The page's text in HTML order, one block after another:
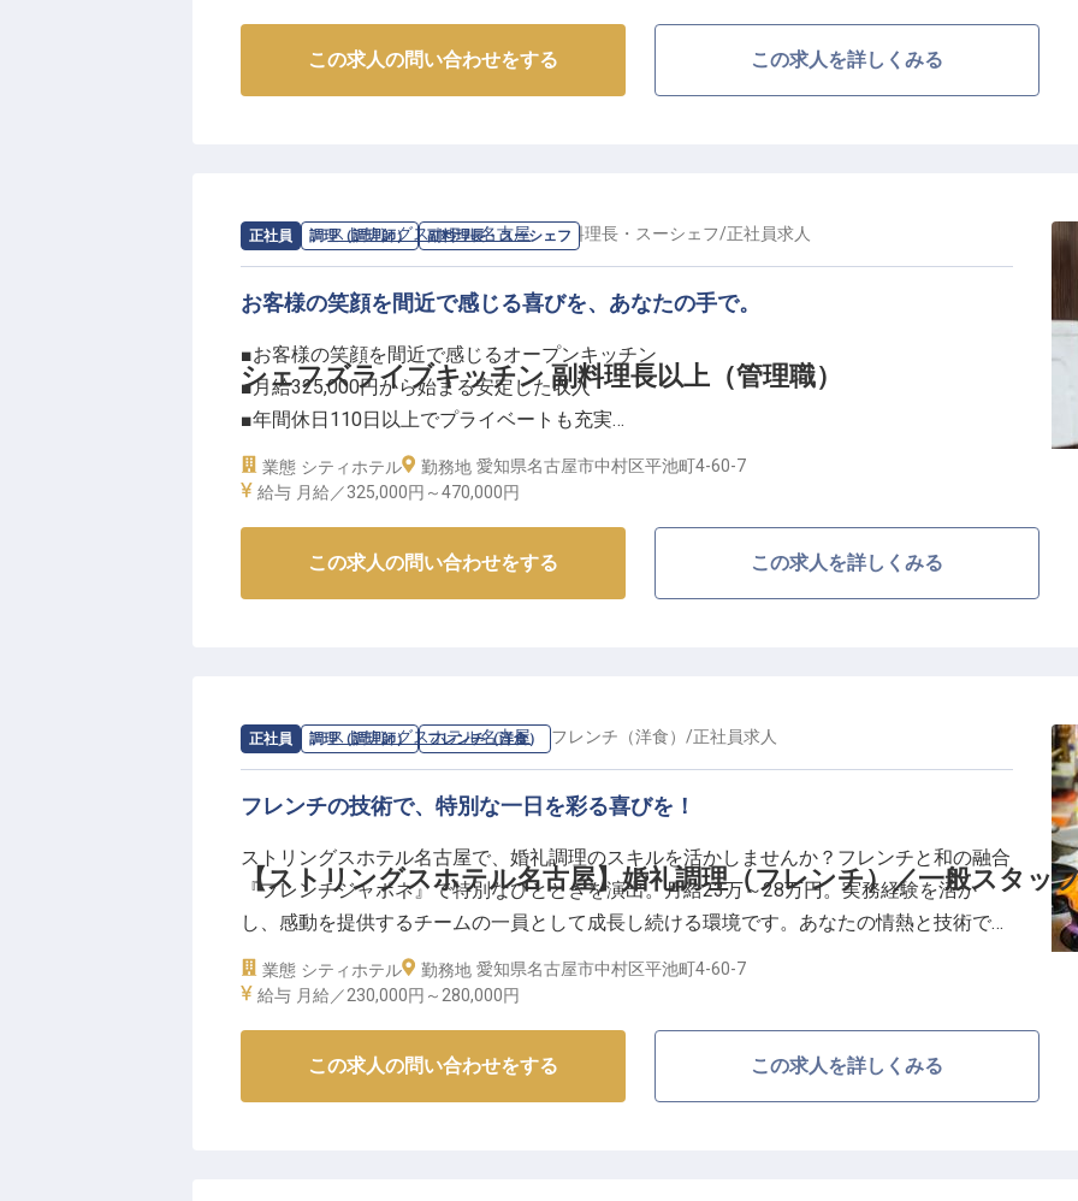
名古屋市営地下鉄「丸の内駅」から徒歩約2分、「伏見駅」から徒歩約4分という抜群のア
クセス！JR名古屋駅からも車で約5分の好立地に位置するホテルウィングインターナショ
いに満ちたお仕事です！
ーー【あなたの成長を応援する職場環境】
プロのホテルスタッフとして成長できるよう、しっかりサポートします！
2交代制または3交代制のシフト勤務で、ライフスタイルに合わせた働き方が可能です！さ
らに、当社運営のホテルや飲食店の割引制度もあり、プライベートも充実！
長く働ける環境で、ホスピタリティのプロフェッショナルを目指しませんか？
※2025年09月08日時点の情報です
この求人の問い合わせをする この求人を詳しくみる
正社員 調理（調理師） 副料理長・スーシェフ
シェフズライブキッチン 副料理長以上（管理職）
求人情報：ストリングスホテル名古屋の副料理長・スーシェフ/正社員求人
お客様の笑顔を間近で感じる喜びを、あなたの手で。
■お客様の笑顔を間近で感じるオープンキッチン
■月給325,000円から始まる安定した収入
■年間休日110日以上でプライベートも充実
■育児休暇制度など充実の福利厚生で安心
お客様の目の前で腕を振るうオープンキッチンは、まさに感動を創り出す舞台です。
お客様の笑顔が、私たちにとって最高の喜びです。
ーー【成長を支える、安心の働く環境とキャリア】
私たちは、働く皆様が安心して長く活躍できる環境を大切にしています。
月給325,000円からの安定した収入に加え、年間休日110日以上でプライベートも充実。
社会保険完備はもちろん、賞与や交通費支給、残業手当、制服貸与、社員割引制度など、
充実の福利厚生で皆様をサポートします。
育児休暇制度もあり、ライフステージの変化にも柔軟に対応。
副料理長以上の管理職として、あなたの経験とスキルを存分に活かし、キャリアアップを
目指せる場所です。
※2026年03月26日時点の情報です
業態 シティホテル 勤務地 愛知県名古屋市中村区平池町4-60-7
給与 月給／325,000円～470,000円
この求人の問い合わせをする この求人を詳しくみる
正社員 調理（調理師） フレンチ（洋食）
【ストリングスホテル名古屋】婚礼調理（フレンチ）／一般スタッ
求人情報：ストリングスホテル名古屋 フレンチ（洋食） /正社員求人
フレンチの技術で、特別な一日を彩る喜びを！
ストリングスホテル名古屋で、婚礼調理のスキルを活かしませんか？フレンチと和の融合
『フレンチジャポネ』で特別なひとときを演出。月給23万～28万円。実務経験を活か
し、感動を提供するチームの一員として成長し続ける環境です。あなたの情熱と技術で、
最高の瞬間を共に作りましょう！
※2025年04月17日時点の情報です
業態 シティホテル 勤務地 愛知県名古屋市中村区平池町4-60-7
給与 月給／230,000円～ 280,000円
この求人の問い合わせをする この求人を詳しくみる